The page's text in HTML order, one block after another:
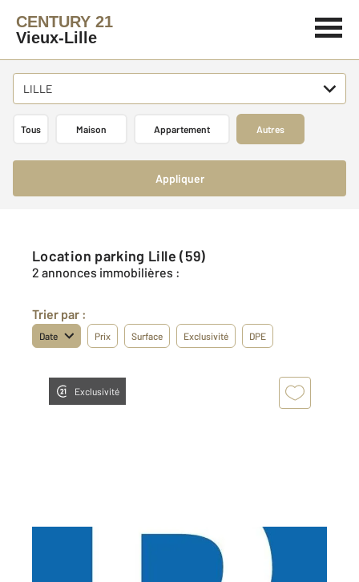
CENTURY 21
Vieux-Lille
LILLE
Tous Maison Appartement Autres
Appliquer
Location parking Lille (59)
2 annonces immobilières :
Trier par :
Date Prix Surface Exclusivité DPE
Exclusivité